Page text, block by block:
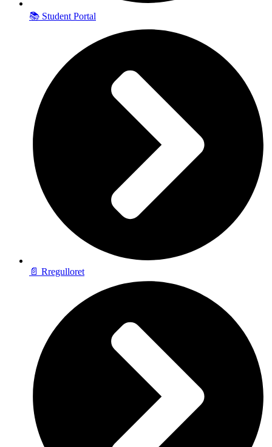
📚 Student Portal
📄 Rregulloret